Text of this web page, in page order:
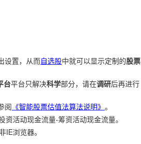
设置，从而自选股中就可以显示定制的股票
台平台只解决科学部分，请在调研后再进行
阅 《智能股票估值法算法说明》 。
活动现金流量-筹资活动现金流量。
IE浏览器。